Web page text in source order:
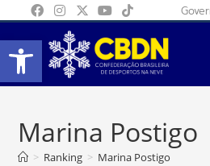
Abrir a barra de
Marina Postigo
> Ranking > Marina Postigo